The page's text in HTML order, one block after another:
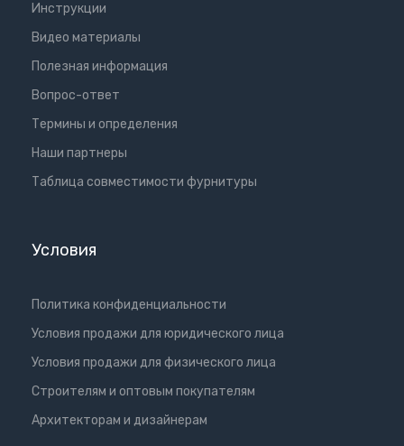
Инструкции
Видео материалы
Полезная информация
Вопрос-ответ
Термины и определения
Наши партнеры
Таблица совместимости фурнитуры
Условия
Политика конфиденциальности
Условия продажи для юридического лица
Условия продажи для физического лица
Cтроителям и оптовым покупателям
Aрхитекторам и дизайнерам